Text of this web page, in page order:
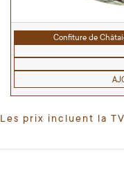
Confiture de
Les prix incluent la